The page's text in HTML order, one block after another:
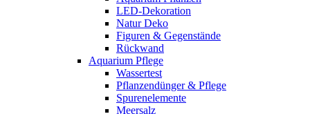
LED-Dekoration
Natur Deko
Figuren & Gegenstände
Rückwand
Aquarium Pflege
Wassertest
Pflanzendünger & Pflege
Spurenelemente
Meersalz